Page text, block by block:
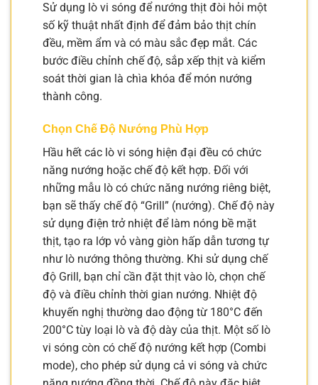
Sử dụng lò vi sóng để nướng thịt đòi hỏi một
số kỹ thuật nhất định để đảm bảo thịt chín
đều, mềm ẩm và có màu sắc đẹp mắt. Các
bước điều chỉnh chế độ, sắp xếp thịt và kiểm
soát thời gian là chìa khóa để món nướng
thành công.
Chọn Chế Độ Nướng Phù Hợp
Hầu hết các lò vi sóng hiện đại đều có chức
năng nướng hoặc chế độ kết hợp. Đối với
những mẫu lò có chức năng nướng riêng biệt,
bạn sẽ thấy chế độ “Grill” (nướng). Chế độ này
sử dụng điện trở nhiệt để làm nóng bề mặt
thịt, tạo ra lớp vỏ vàng giòn hấp dẫn tương tự
như lò nướng thông thường. Khi sử dụng chế
độ Grill, bạn chỉ cần đặt thịt vào lò, chọn chế
độ và điều chỉnh thời gian nướng. Nhiệt độ
khuyến nghị thường dao động từ 180°C đến
200°C tùy loại lò và độ dày của thịt. Một số lò
vi sóng còn có chế độ nướng kết hợp (Combi
mode), cho phép sử dụng cả vi sóng và chức